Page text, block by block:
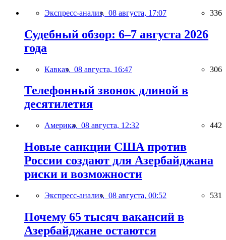
Экспресс-анализ, 08 августа, 17:07 336
Судебный обзор: 6–7 августа 2026
года
Кавказ, 08 августа, 16:47 306
Телефонный звонок длиной в
десятилетия
Америка, 08 августа, 12:32 442
Новые санкции США против
России создают для Азербайджана
риски и возможности
Экспресс-анализ, 08 августа, 00:52 531
Почему 65 тысяч вакансий в
Азербайджане остаются